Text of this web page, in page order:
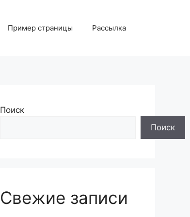
Пример страницы Рассылка
Поиск
Поиск
Свежие записи